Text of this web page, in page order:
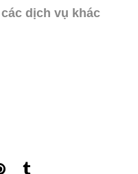
dịch vụ khác